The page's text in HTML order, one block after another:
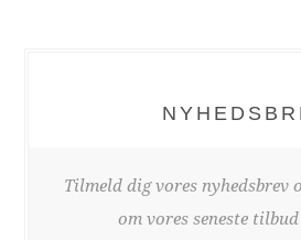
Tilmeld dig vores nyhedsbrev
om vores seneste